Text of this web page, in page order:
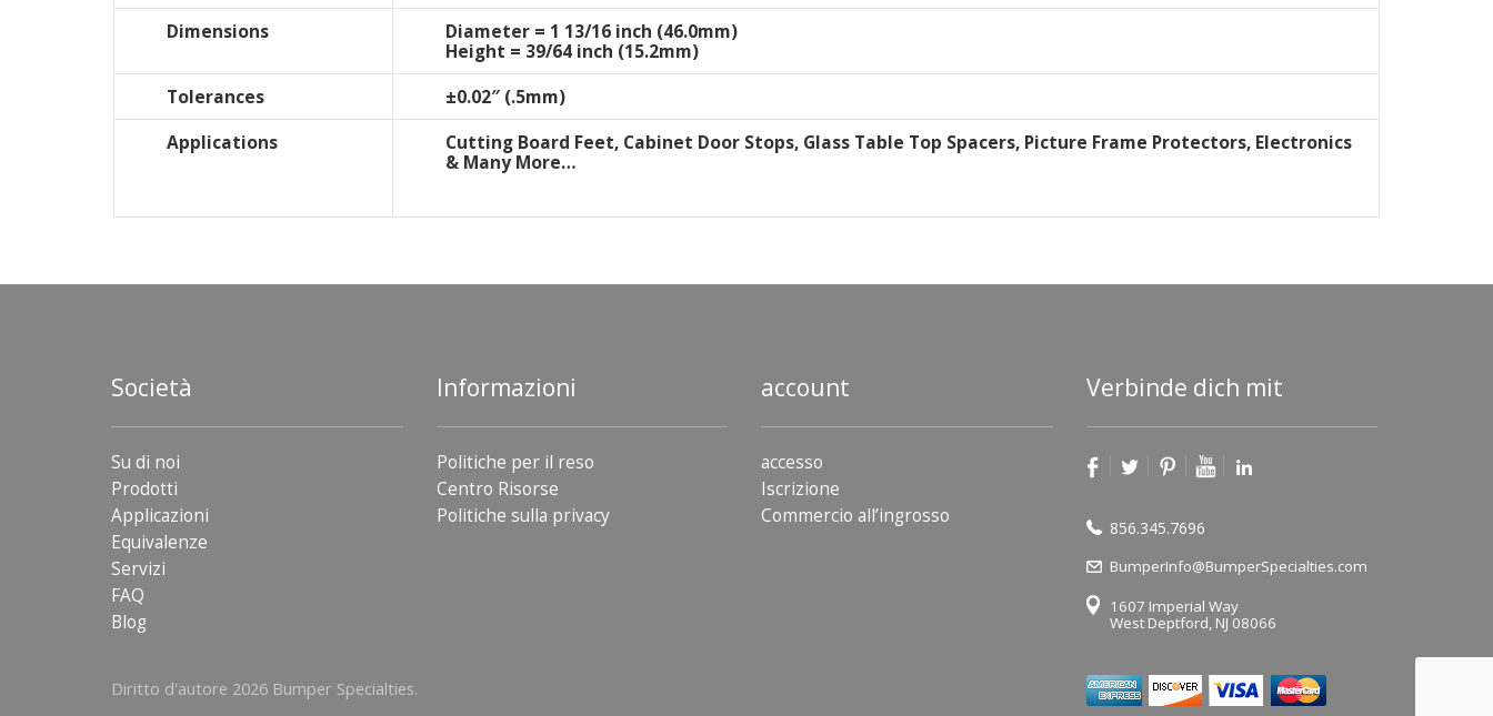
Dimensions
Diameter = 1 13/16 inch (46.0mm)
Height = 39/64 inch (15.2mm)
Tolerances
±0.02″ (.5mm)
Applications
Cutting Board Feet, Cabinet Door Stops, Glass Table Top Spacers, Picture Frame Protectors, Electronics
& Many More…
Società
Su di noi
Prodotti
Applicazioni
Equivalenze
Servizi
FAQ
Blog
Informazioni
Politiche per il reso
Centro Risorse
Politiche sulla privacy
account
accesso
Iscrizione
Commercio all’ingrosso
Verbinde dich mit
856.345.7696
BumperInfo@BumperSpecialties.com
1607 Imperial Way
West Deptford, NJ 08066
Diritto d'autore 2026 Bumper Specialties.